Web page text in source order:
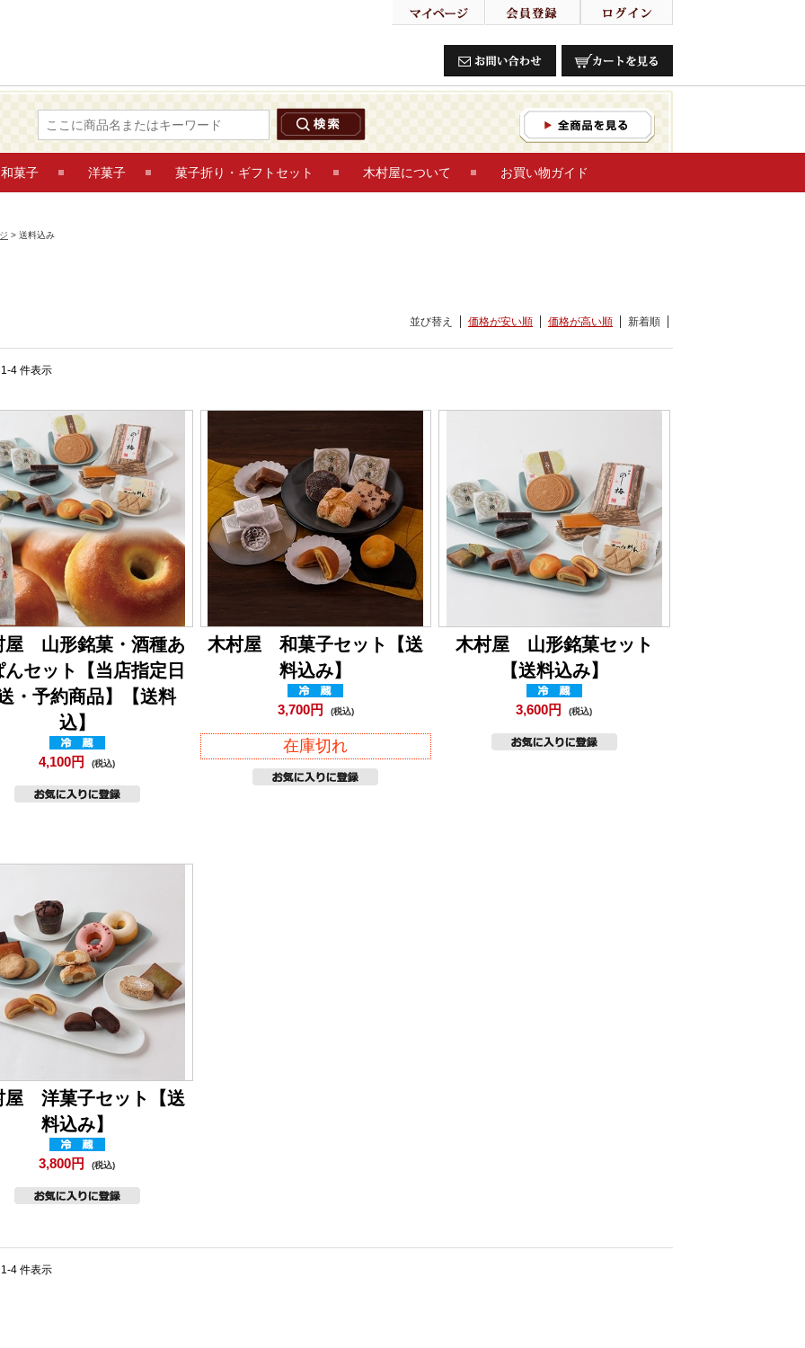
和菓子 洋菓子 菓子折り・ギフトセット 木村屋について お買い物ガイド
> 送料込み
並び替え 価格が安い順 価格が高い順 新着順
1-4 件表示
屋 山形銘菓・酒種あ
んセット【当店指定日
・予約商品】【送料
込】
4,100円 (税込)
木村屋 和菓子セット【送
料込み】
3,700円 (税込)
在庫切れ
木村屋 山形銘菓セット
【送料込み】
3,600円 (税込)
屋 洋菓子セット【送
料込み】
3,800円 (税込)
1-4 件表示